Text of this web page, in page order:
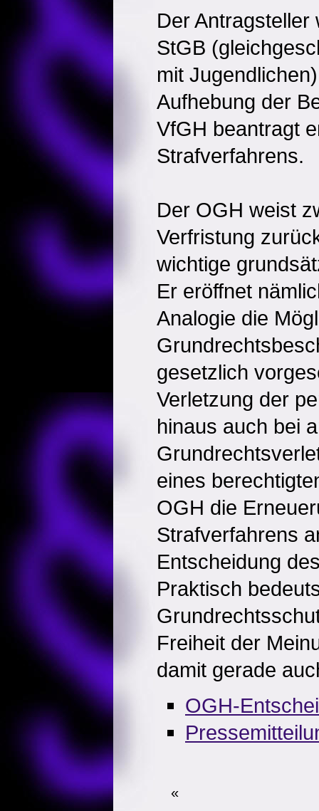
Der Antragsteller
StGB
mit
Aufhebung der
VfGH beantragt
Strafverfahrens.
Der OGH weist
Verfristung
wichtige
Er eröffnet
Analogie die
gesetzlich
Verletzung der
hinaus auch bei
eines
OGH die
Strafverfahrens
Entscheidung
Praktisch
Freiheit der
damit gerade
OGH-
«